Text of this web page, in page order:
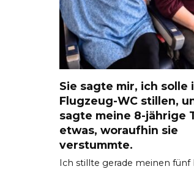
Sie sagte mir, ich solle
Flugzeug-WC stillen,
sagte meine 8-jährige
etwas, woraufhin sie
verstummte.
Ich stillte gerade meinen fünf